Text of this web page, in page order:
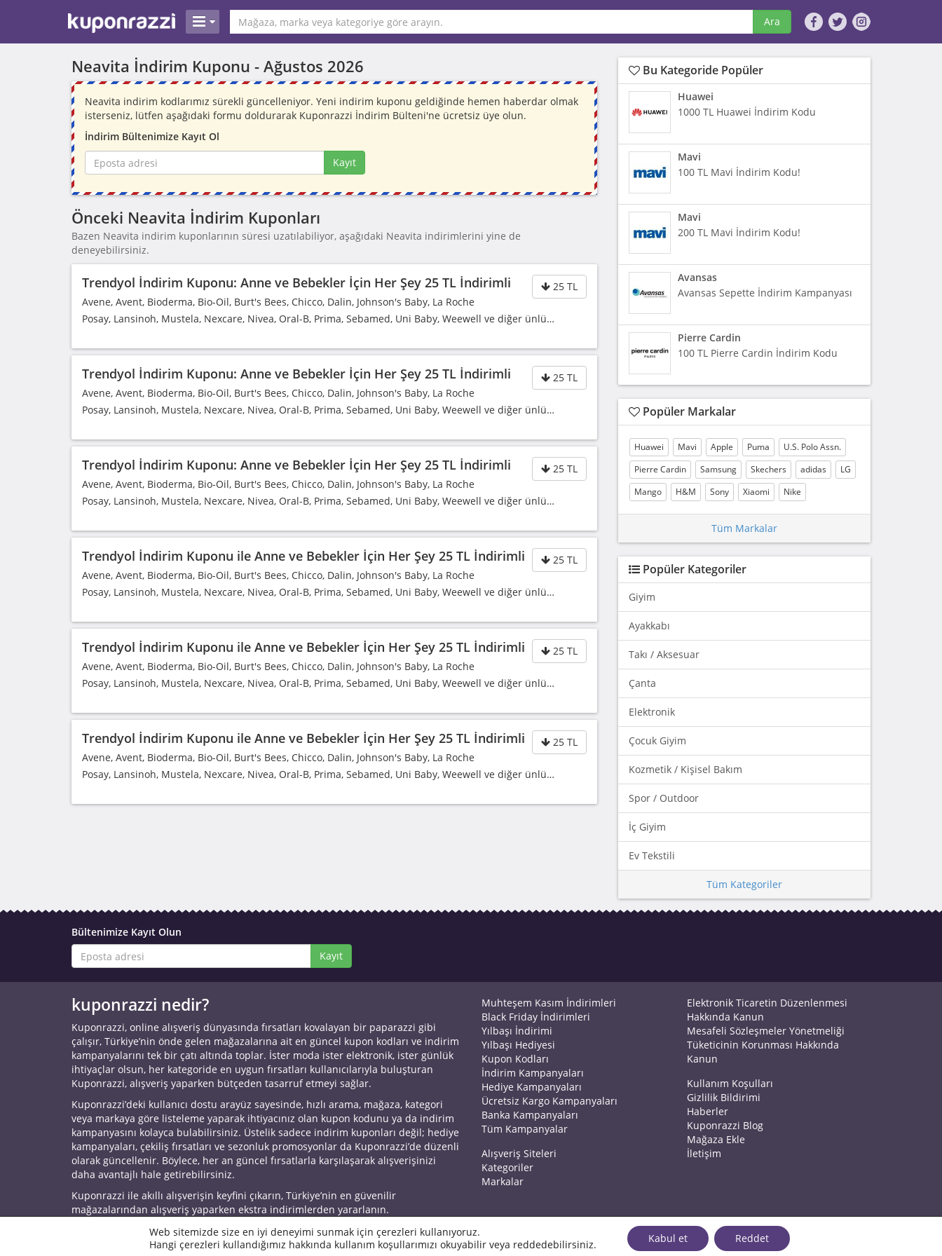
Ara
Neavita İndirim Kuponu - Ağustos 2026
Neavita indirim kodlarımız sürekli güncelleniyor. Yeni indirim kuponu geldiğinde hemen haberdar olmak
isterseniz, lütfen aşağıdaki formu doldurarak Kuponrazzi İndirim Bülteni'ne ücretsiz üye olun.
İndirim Bültenimize Kayıt Ol
Kayıt
Önceki Neavita İndirim Kuponları
Bazen Neavita indirim kuponlarının süresi uzatılabiliyor, aşağıdaki Neavita indirimlerini yine de
deneyebilirsiniz.
25 TL
Trendyol İndirim Kuponu: Anne ve Bebekler İçin Her Şey 25 TL İndirimli
Avene, Avent, Bioderma, Bio-Oil, Burt's Bees, Chicco, Dalin, Johnson's Baby, La Roche
Posay, Lansinoh, Mustela, Nexcare, Nivea, Oral-B, Prima, Sebamed, Uni Baby, Weewell ve diğer ünlü…
25 TL
Trendyol İndirim Kuponu: Anne ve Bebekler İçin Her Şey 25 TL İndirimli
Avene, Avent, Bioderma, Bio-Oil, Burt's Bees, Chicco, Dalin, Johnson's Baby, La Roche
Posay, Lansinoh, Mustela, Nexcare, Nivea, Oral-B, Prima, Sebamed, Uni Baby, Weewell ve diğer ünlü…
25 TL
Trendyol İndirim Kuponu: Anne ve Bebekler İçin Her Şey 25 TL İndirimli
Avene, Avent, Bioderma, Bio-Oil, Burt's Bees, Chicco, Dalin, Johnson's Baby, La Roche
Posay, Lansinoh, Mustela, Nexcare, Nivea, Oral-B, Prima, Sebamed, Uni Baby, Weewell ve diğer ünlü…
25 TL
Trendyol İndirim Kuponu ile Anne ve Bebekler İçin Her Şey 25 TL İndirimli
Avene, Avent, Bioderma, Bio-Oil, Burt's Bees, Chicco, Dalin, Johnson's Baby, La Roche
Posay, Lansinoh, Mustela, Nexcare, Nivea, Oral-B, Prima, Sebamed, Uni Baby, Weewell ve diğer ünlü…
25 TL
Trendyol İndirim Kuponu ile Anne ve Bebekler İçin Her Şey 25 TL İndirimli
Avene, Avent, Bioderma, Bio-Oil, Burt's Bees, Chicco, Dalin, Johnson's Baby, La Roche
Posay, Lansinoh, Mustela, Nexcare, Nivea, Oral-B, Prima, Sebamed, Uni Baby, Weewell ve diğer ünlü…
25 TL
Trendyol İndirim Kuponu ile Anne ve Bebekler İçin Her Şey 25 TL İndirimli
Avene, Avent, Bioderma, Bio-Oil, Burt's Bees, Chicco, Dalin, Johnson's Baby, La Roche
Posay, Lansinoh, Mustela, Nexcare, Nivea, Oral-B, Prima, Sebamed, Uni Baby, Weewell ve diğer ünlü…
Bu Kategoride Popüler
Huawei
1000 TL Huawei İndirim Kodu
Mavi
100 TL Mavi İndirim Kodu!
Mavi
200 TL Mavi İndirim Kodu!
Avansas
Avansas Sepette İndirim Kampanyası
Pierre Cardin
100 TL Pierre Cardin İndirim Kodu
Popüler Markalar
Huawei Mavi Apple Puma
U.S. Polo Assn.
Pierre Cardin
Samsung Skechers adidas
LG
Mango
H&M Sony Xiaomi Nike
Tüm Markalar
Popüler Kategoriler
Giyim
Ayakkabı
Takı / Aksesuar
Çanta
Elektronik
Çocuk Giyim
Kozmetik / Kişisel Bakım
Spor / Outdoor
İç Giyim
Ev Tekstili
Tüm Kategoriler
Bültenimize Kayıt Olun
Kayıt
kuponrazzi nedir?
Kuponrazzi, online alışveriş dünyasında fırsatları kovalayan bir paparazzi gibi
çalışır, Türkiye’nin önde gelen mağazalarına ait en güncel kupon kodları ve indirim
kampanyalarını tek bir çatı altında toplar. İster moda ister elektronik, ister günlük
ihtiyaçlar olsun, her kategoride en uygun fırsatları kullanıcılarıyla buluşturan
Kuponrazzi, alışveriş yaparken bütçeden tasarruf etmeyi sağlar.
Kuponrazzi’deki kullanıcı dostu arayüz sayesinde, hızlı arama, mağaza, kategori
veya markaya göre listeleme yaparak ihtiyacınız olan kupon kodunu ya da indirim
kampanyasını kolayca bulabilirsiniz. Üstelik sadece indirim kuponları değil; hediye
kampanyaları, çekiliş fırsatları ve sezonluk promosyonlar da Kuponrazzi’de düzenli
olarak güncellenir. Böylece, her an güncel fırsatlarla karşılaşarak alışverişinizi
daha avantajlı hale getirebilirsiniz.
Kuponrazzi ile akıllı alışverişin keyfini çıkarın, Türkiye’nin en güvenilir
mağazalarından alışveriş yaparken ekstra indirimlerden yararlanın.
Muhteşem Kasım İndirimleri
Black Friday İndirimleri
Yılbaşı İndirimi
Yılbaşı Hediyesi
Kupon Kodları
İndirim Kampanyaları
Hediye Kampanyaları
Ücretsiz Kargo Kampanyaları
Banka Kampanyaları
Tüm Kampanyalar
Alışveriş Siteleri
Kategoriler
Markalar
Elektronik Ticaretin Düzenlenmesi
Hakkında Kanun
Mesafeli Sözleşmeler Yönetmeliği
Tüketicinin Korunması Hakkında
Kanun
Kullanım Koşulları
Gizlilik Bildirimi
Haberler
Kuponrazzi Blog
Mağaza Ekle
İletişim
© 2026 KuponrazziWeb sitemizde size en iyi deneyimi sunmak için çerezleri kullanıyoruz.
Hangi çerezleri kullandığımız hakkında kullanım koşullarımızı okuyabilir veya reddedebilirsiniz.
Kabul et Reddet